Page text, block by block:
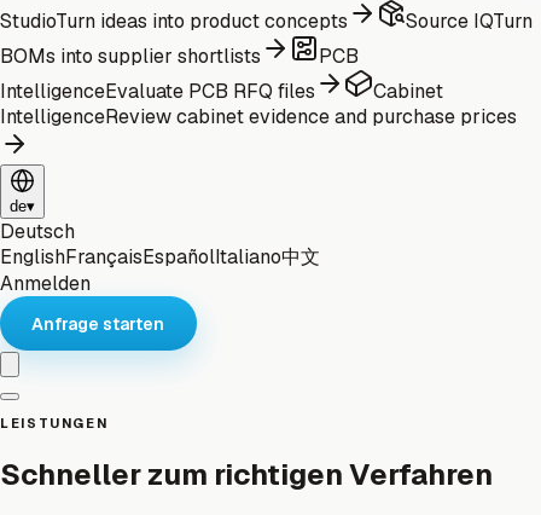
StudioTurn ideas into product concepts Source IQTurn
BOMs into supplier shortlists
PCB
IntelligenceEvaluate PCB RFQ files
Cabinet
IntelligenceReview cabinet evidence and purchase prices
de▾
Deutsch
EnglishFrançaisEspañolItaliano中文
Anmelden
Anfrage starten
LEISTUNGEN
Schneller zum richtigen Verfahren